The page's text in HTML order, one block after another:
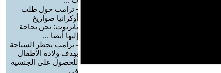
- ترامب حول طلب
أوكرانيا صواريخ
باتريوت: نحن بحاجة
إليها أيضا ...
- ترامب يحظر السياحة
بهدف ولادة الأطفال
للحصول على الجنسية
في ...